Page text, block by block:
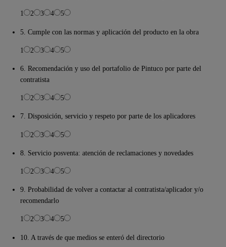
1 2 3 4 5
5. Cumple con las normas y aplicación del producto en la obra
1 2 3 4 5
6. Recomendación y uso del portafolio de Pintuco por parte del
contratista
1 2 3 4 5
7. Disposición, servicio y respeto por parte de los aplicadores
1 2 3 4 5
8. Servicio posventa: atención de reclamaciones y novedades
1 2 3 4 5
9. Probabilidad de volver a contactar al contratista/aplicador y/o
recomendarlo
1 2 3 4 5
10. A través de que medios se enteró del directorio